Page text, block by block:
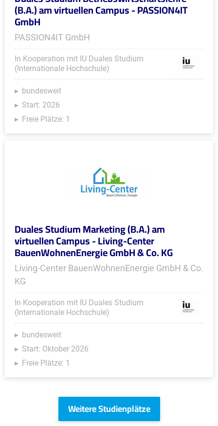
(B.A.) am virtuellen Campus - PASSION4IT
GmbH
PASSION4IT GmbH
In Kooperation mit IU Duales Studium
(Internationale Hochschule)
bundesweit
Start: 2026
Freie Plätze: 1
Duales Studium Marketing (B.A.) am
virtuellen Campus - Living-Center
BauenWohnenEnergie GmbH & Co. KG
Living-Center BauenWohnenEnergie GmbH & Co.
KG
In Kooperation mit IU Duales Studium
(Internationale Hochschule)
bundesweit
Start: Oktober 2026
Freie Plätze: 1
Weitere Studienplätze